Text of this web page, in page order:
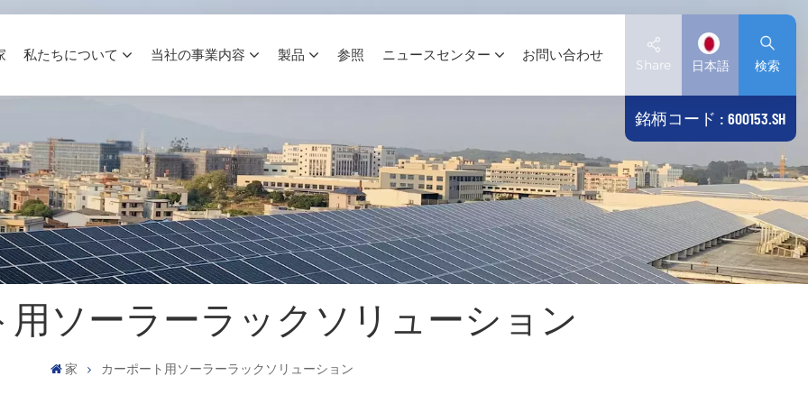
私たちについて 当社の事業内容 製品 参照 ニュースセンター お問い合わせ
Share 日本語
English
Deutsch
español
日本語
検索
銘柄コード : 600153.SH
用ソーラーラックソリューション
家 カーポート用ソーラーラックソリューション